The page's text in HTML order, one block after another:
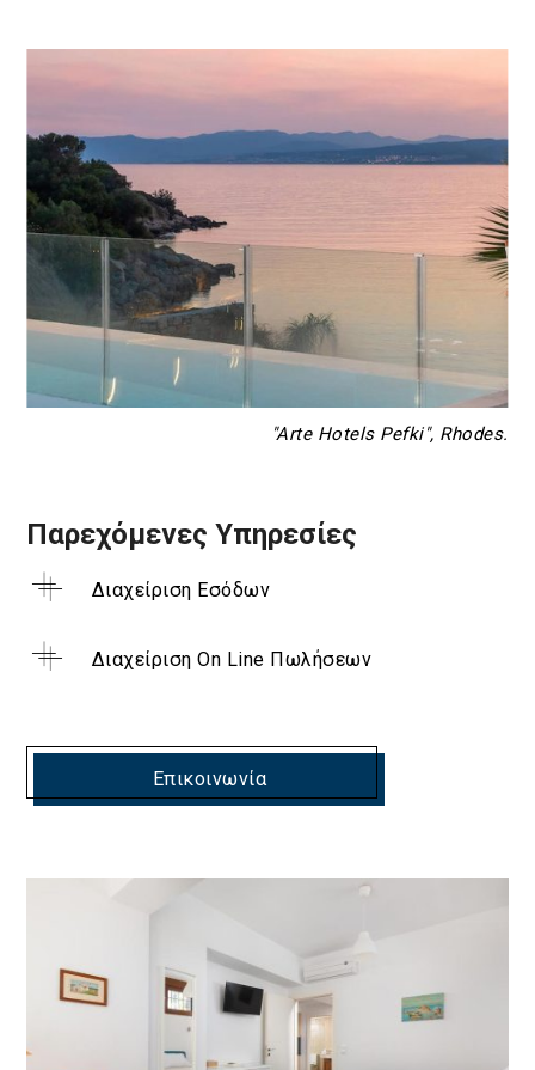
"Arte Hotels Pefki", Rhodes.
Παρεχόμενες Υπηρεσίες
Διαχείριση Εσόδων
Διαχείριση On Line Πωλήσεων
Επικοινωνία